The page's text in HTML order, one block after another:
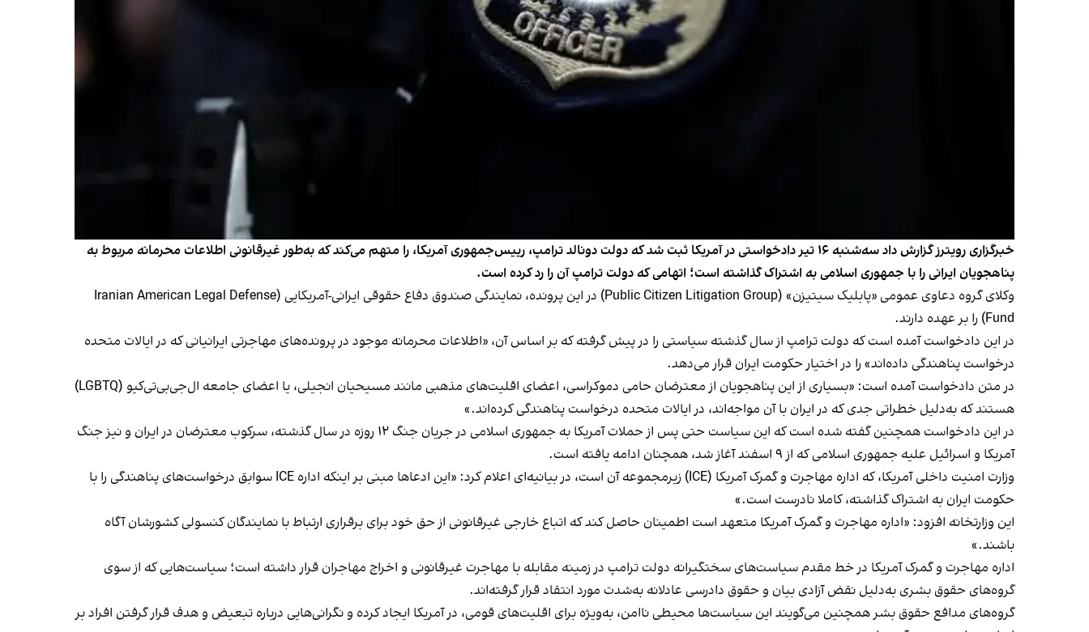
خبرگزاری رویترز گزارش داد سه‌شنبه ۱۶ تیر دادخواستی در آمریکا ثبت شد که دولت دونالد ترامپ، رییس‌جمهوری آمریکا، را متهم می‌کند که به‌طور غیرقانونی اطلاعات محرمانه مربوط به
پناهجویان ایرانی را با جمهوری اسلامی به اشتراک گذاشته است؛ اتهامی که دولت ترامپ آن را رد کرده است.
وکلای گروه دعاوی عمومی «پابلیک سیتیزن» (Public Citizen Litigation Group) در این پرونده، نمایندگی صندوق دفاع حقوقی ایرانی-آمریکایی (Iranian American Legal Defense
Fund) را بر عهده دارند.
در این دادخواست آمده است که دولت ترامپ از سال گذشته سیاستی را در پیش گرفته که بر اساس آن، «اطلاعات محرمانه موجود در پرونده‌های مهاجرتی ایرانیانی که در ایالات متحده
درخواست پناهندگی داده‌اند» را در اختیار حکومت ایران قرار می‌دهد.
در متن دادخواست آمده است: «بسیاری از این پناهجویان از معترضان حامی دموکراسی، اعضای اقلیت‌های مذهبی مانند مسیحیان انجیلی، یا اعضای جامعه ال‌جی‌بی‌تی‌کیو (LGBTQ)
هستند که به‌دلیل خطراتی جدی‌ که در ایران با آن مواجه‌اند، در ایالات متحده درخواست پناهندگی کرده‌اند.»
در این دادخواست همچنین گفته شده است که این سیاست حتی پس از حملات آمریکا به جمهوری اسلامی در جریان جنگ ۱۲ روزه در سال گذشته، سرکوب معترضان در ایران و نیز جنگ
آمریکا و اسرائیل علیه جمهوری اسلامی که از ۹ اسفند آغاز شد، همچنان ادامه یافته است.
وزارت امنیت داخلی آمریکا، که اداره مهاجرت و گمرک آمریکا (ICE) زیرمجموعه آن است، در بیانیه‌ای اعلام کرد: «این ادعاها مبنی بر اینکه اداره ICE سوابق درخواست‌های پناهندگی را با
حکومت ایران به اشتراک گذاشته، کاملا نادرست است.»
این وزارتخانه افزود: «اداره مهاجرت و گمرک آمریکا متعهد است اطمینان حاصل کند که اتباع خارجی غیرقانونی از حق خود برای برقراری ارتباط با نمایندگان کنسولی کشورشان آگاه
باشند.»
اداره مهاجرت و گمرک آمریکا در خط مقدم سیاست‌های سختگیرانه دولت ترامپ در زمینه مقابله با مهاجرت غیرقانونی و اخراج مهاجران قرار داشته است؛ سیاست‌هایی که از سوی
گروه‌های حقوق بشری به‌دلیل نقض آزادی بیان و حقوق دادرسی عادلانه به‌شدت مورد انتقاد قرار گرفته‌اند.
گروه‌های مدافع حقوق بشر همچنین می‌گویند این سیاست‌ها محیطی ناامن، به‌ویژه برای اقلیت‌های قومی، در آمریکا ایجاد کرده و نگرانی‌هایی درباره تبعیض و هدف قرار گرفتن افراد بر